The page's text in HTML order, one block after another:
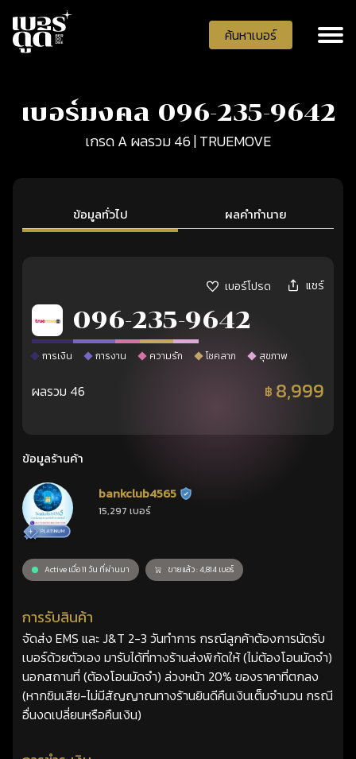
ค้นหาเบอร์
เบอร์มงคล 096-235-9642
เกรด A ผลรวม 46 | TRUEMOVE
ข้อมูลทั่วไป ผลคำทำนาย
เบอร์โปรด แชร์
096-235-9642
การเงิน การงาน ความรัก โชคลาภ สุขภาพ
ผลรวม 46 ฿ 8,999
ข้อมูลร้านค้า
bankclub4565 ร้านยืนยันแล้ว
15,297 เบอร์
Active เมื่อ 11 วัน ที่ผ่านมา ขายแล้ว : 4,814 เบอร์
การรับสินค้า
จัดส่ง EMS และ J&T 2-3 วันทำการ กรณีลูกค้าต้องการนัดรับ
เบอร์ด้วยตัวเอง มารับได้ที่ทางร้านส่งพิกัดให้ (ไม่ต้องโอนมัดจำ)
นอกสถานที่ (ต้องโอนมัดจำ) ล่วงหน้า 20% ของราคาที่ตกลง
(หากซิมเสีย-ไม่มีสัญญาณทางร้านยินดีคืนเงินเต็มจำนวน กรณี
อื่นงดเปลี่ยนหรือคืนเงิน)